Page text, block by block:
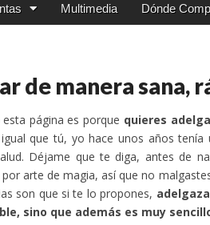
Multimedia Dónde
de manera sana,
página es porque quieres
que tú, yo hace unos años
Déjame que te diga, antes de
arte de magia, así que no
son que si te lo propones,
sino que además es muy